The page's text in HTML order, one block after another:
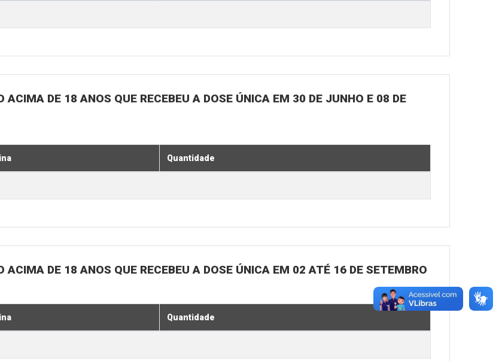
DE 18 ANOS QUE RECEBEU A DOSE ÚNICA EM 30 DE JUNHO E 08 DE
Quantidade
ACIMA DE 18 ANOS QUE RECEBEU A DOSE ÚNICA EM 02 ATÉ 16 DE SETEMBRO
Quantidade